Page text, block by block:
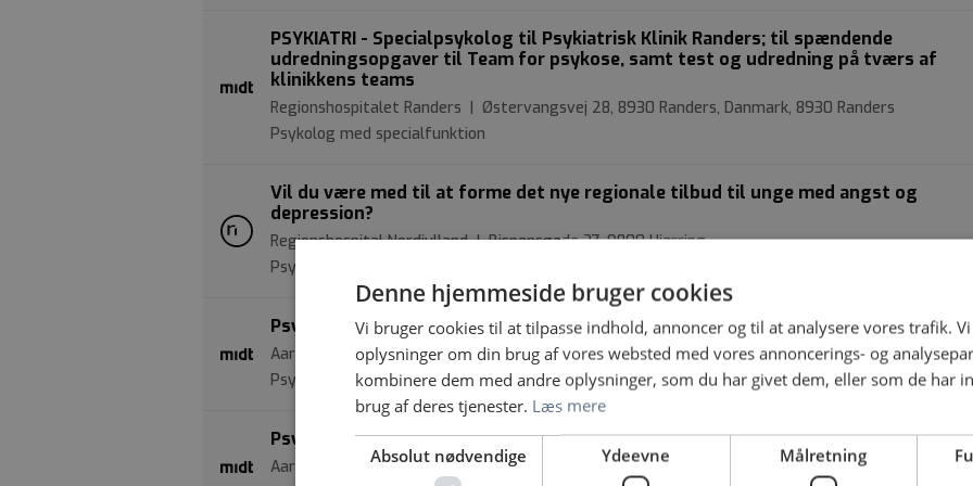
PSYKIATRI - Specialpsykolog til Psykiatrisk Klinik Randers; til spændende
udredningsopgaver til Team for psykose, samt test og udredning på tværs af
klinikkens teams
Regionshospitalet Randers | Østervangsvej 28, 8930 Randers, Danmark, 8930 Randers
Psykolog med specialfunktion
Vil du være med til at forme det nye regionale tilbud til unge med angst og
depression?
Regionshospital Nordjylland | Bispensgade 37, 9800 Hjørring
Psykolog
Psykolog til Retspsykiatrisk Afsnit R3
Aarhus Universitetshospital | Tyge Søndergaards Vej, 8200 Aarhus N
Psykolog
Psykolog - Retssexologisk Klinik
Aarhus Universitetshospital | Tyge Søndergaards Vej 26, 8200 Aarhus, Danmark, 8200 Aarhus
Denne hjemmeside bruger cookies
Vi bruger cookies til at tilpasse indhold, annoncer og til at analysere vores trafik.
oplysninger om din brug af vores websted med vores annoncerings- og
kombinere dem med andre oplysninger, som du har givet dem, eller som de har
brug af deres tjenester. Læs mere
Absolut nødvendige Ydeevne Målretning